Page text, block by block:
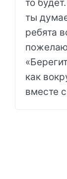
то
ты
ребята
как
вместе